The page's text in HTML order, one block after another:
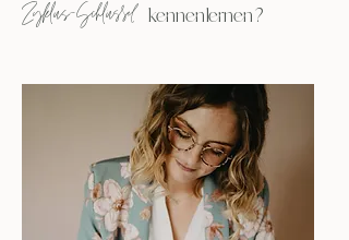
Zyklus-Schlüssel kennenlernen?